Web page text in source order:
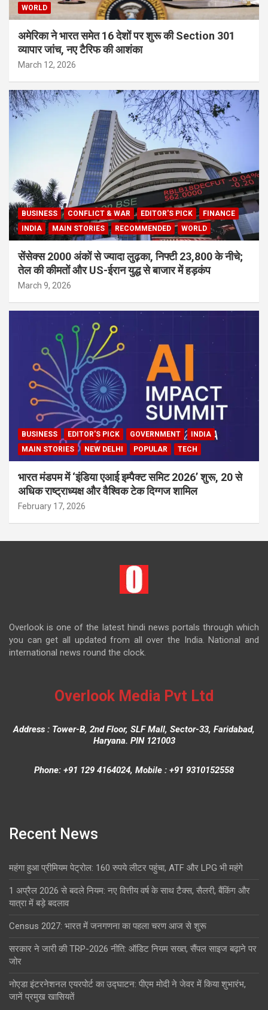
WORLD
अमेरिका ने भारत समेत 16 देशों पर शुरू की Section 301
व्यापार जांच, नए टैरिफ की आशंका
March 12, 2026
BUSINESS CONFLICT & WAR EDITOR'S PICK
FINANCE
INDIA
MAIN STORIES RECOMMENDED WORLD
सेंसेक्स 2000 अंकों से ज्यादा लुढ़का, निफ्टी 23,800 के नीचे;
तेल की कीमतों और US-ईरान युद्ध से बाजार में हड़कंप
March 9, 2026
BUSINESS EDITOR'S PICK GOVERNMENT
INDIA
MAIN STORIES
NEW DELHI POPULAR TECH
भारत मंडपम में ‘इंडिया एआई इम्पैक्ट समिट 2026’ शुरू, 20 से
अधिक राष्ट्राध्यक्ष और वैश्विक टेक दिग्गज शामिल
February 17, 2026
Overlook is one of the latest hindi news portals through which
you can get all updated from all over the India. National and
international news round the clock.
Overlook Media Pvt Ltd
Address : Tower-B, 2nd Floor, SLF Mall, Sector-33, Faridabad,
Haryana. PIN 121003
Phone: +91 129 4164024, Mobile : +91 9310152558
Recent News
महंगा हुआ प्रीमियम पेट्रोल: 160 रुपये लीटर पहुंचा, ATF और LPG भी महंगे
1 अप्रैल 2026 से बदले नियम: नए वित्तीय वर्ष के साथ टैक्स, सैलरी, बैंकिंग और
यात्रा में बड़े बदलाव
Census 2027: भारत में जनगणना का पहला चरण आज से शुरू
सरकार ने जारी की TRP-2026 नीति: ऑडिट नियम सख्त, सैंपल साइज बढ़ाने पर
जोर
नोएडा इंटरनेशनल एयरपोर्ट का उद्घाटन: पीएम मोदी ने जेवर में किया शुभारंभ,
जानें प्रमुख खासियतें